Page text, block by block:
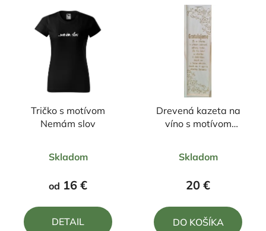
Tričko s motívom
Nemám slov
hodnotenie
produktu
5,0
z
Skladom
od 16 €
DETAIL
Drevená kazeta na
víno s motívom
hodnotenie
produktu
4,0
z
Skladom
20 €
DO KOŠÍKA